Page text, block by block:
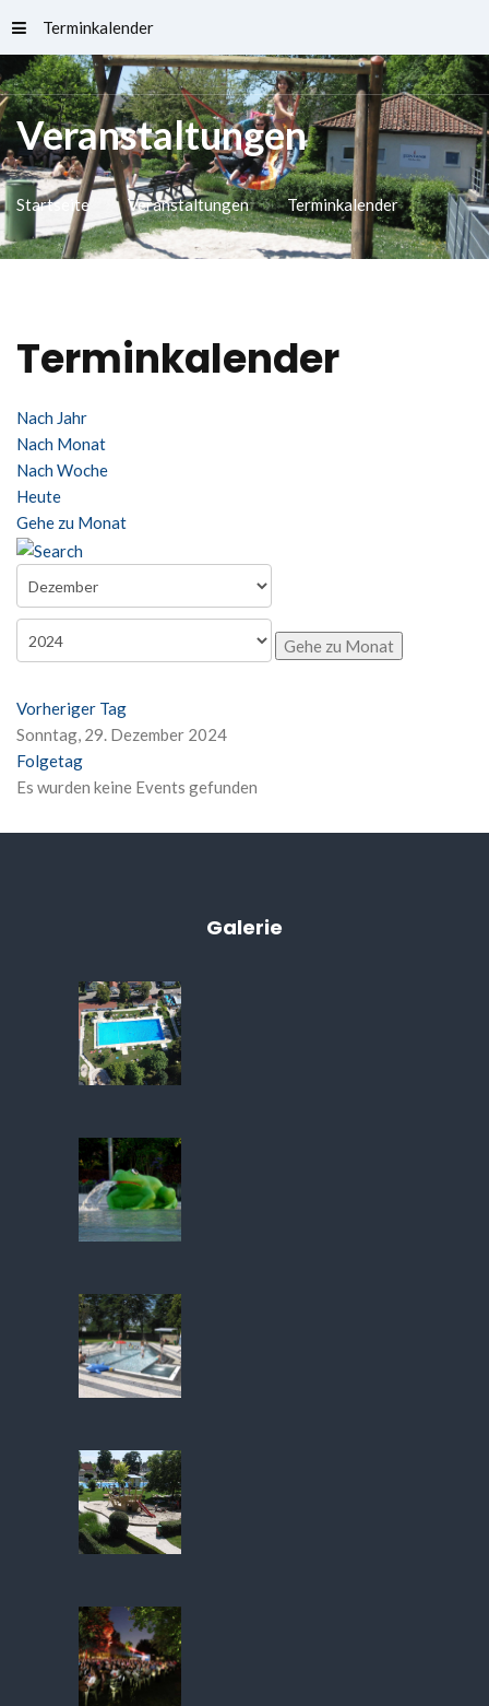
Terminkalender
Veranstaltungen
Startseite Veranstaltungen Terminkalender
Terminkalender
Nach Jahr
Nach Monat
Nach Woche
Heute
Gehe zu Monat
Gehe zu Monat
Vorheriger Tag
Sonntag, 29. Dezember 2024
Folgetag
Es wurden keine Events gefunden
Galerie